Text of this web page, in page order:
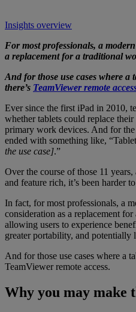
Insights overview
For most professionals, a
a replacement for a traditional
And for those use cases where a
there’s TeamViewer remote
Ever since the first iPad in 2010,
whether tablets could replace
primary work devices. And for
ended with something like,
the use case].”
Over the course of those 11
and feature rich, it’s been harder
In fact, for most professionals, a
consideration as a replacement
allowing users to experience
greater portability, and potentially
And for those use cases where a
TeamViewer remote access.
Why you may make